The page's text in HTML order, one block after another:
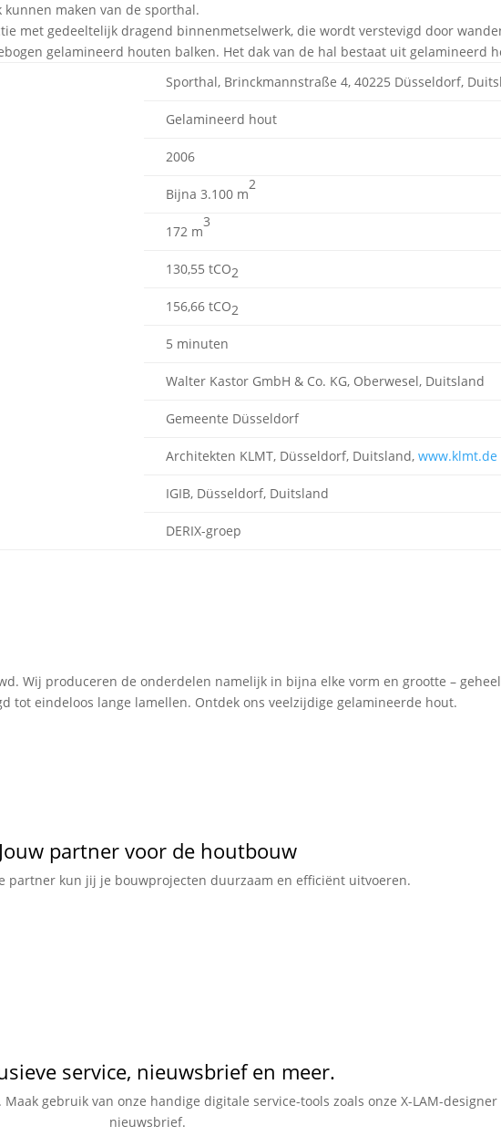
maken van de sporthal.
met gedeeltelijk dragend binnenmetselwerk, die wordt verstevigd door
gelamineerd houten balken. Het dak van de hal bestaat uit gelamineerd
Sporthal, Brinckmannstraße 4, 40225 Düsseldorf,
Gelamineerd hout
2006
Bijna 3.100 m
2
172 m
3
130,55 tCO2
156,66 tCO2
5 minuten
Walter Kastor GmbH & Co. KG, Oberwesel, Duitsland
Gemeente Düsseldorf
Architekten KLMT, Düsseldorf, Duitsland, www.klmt.de
IGIB, Düsseldorf, Duitsland
DERIX-groep
Wij produceren de onderdelen namelijk in bijna elke vorm en grootte –
tot eindeloos lange lamellen. Ontdek ons veelzijdige gelamineerde hout.
Jouw partner voor de houtbouw
partner kun jij je bouwprojecten duurzaam en efficiënt uitvoeren.
service, nieuwsbrief en meer.
gebruik van onze handige digitale service-tools zoals onze X-LAM-
nieuwsbrief.